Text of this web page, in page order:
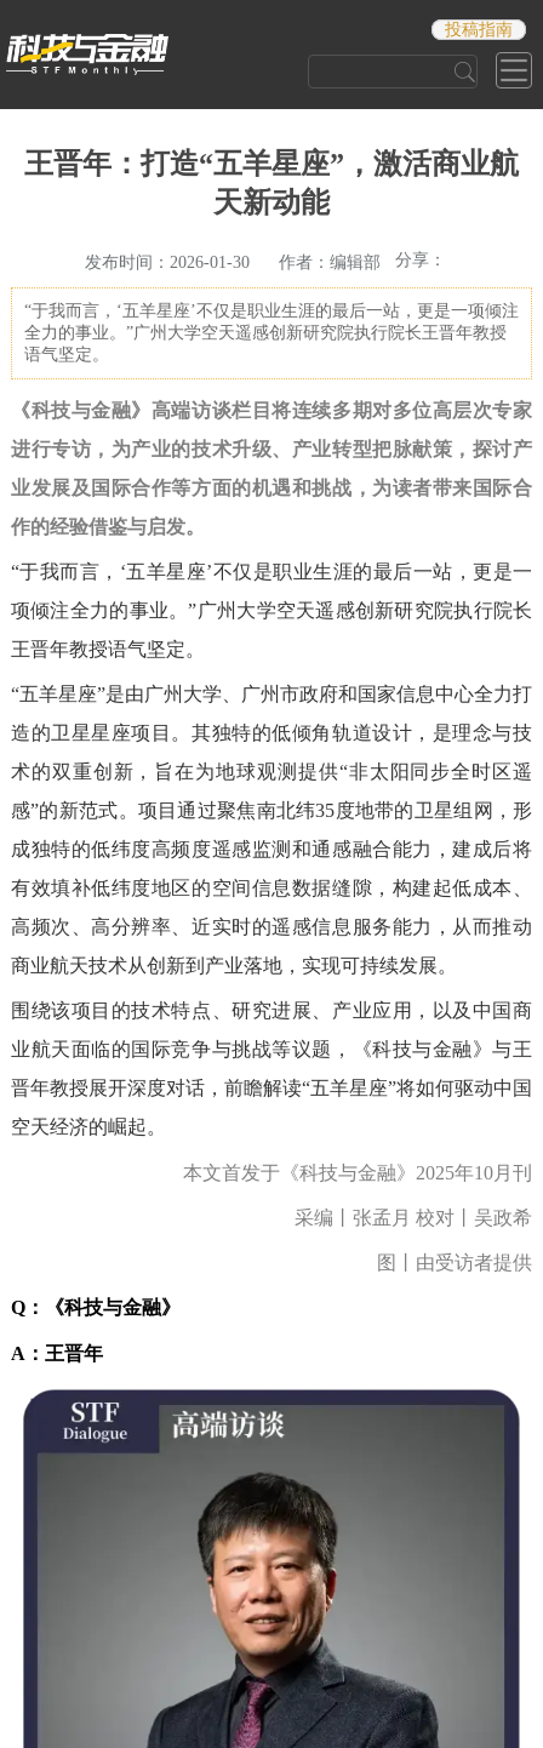
投稿指南
王晋年：打造“五羊星座”，激活商业航
天新动能
发布时间：2026-01-30 作者：编辑部 分享：
“于我而言，‘五羊星座’不仅是职业生涯的最后一站，更是一项倾注
全力的事业。”广州大学空天遥感创新研究院执行院长王晋年教授
语气坚定。
《科技与金融》高端访谈栏目将连续多期对多位高层次专家
进行专访，为产业的技术升级、产业转型把脉献策，探讨产
业发展及国际合作等方面的机遇和挑战，为读者带来国际合
作的经验借鉴与启发。
“于我而言，‘五羊星座’不仅是职业生涯的最后一站，更是一
项倾注全力的事业。”广州大学空天遥感创新研究院执行院长
王晋年教授语气坚定。
“五羊星座”是由广州大学、广州市政府和国家信息中心全力打
造的卫星星座项目。其独特的低倾角轨道设计，是理念与技
术的双重创新，旨在为地球观测提供“非太阳同步全时区遥
感”的新范式。项目通过聚焦南北纬35度地带的卫星组网，形
成独特的低纬度高频度遥感监测和通感融合能力，建成后将
有效填补低纬度地区的空间信息数据缝隙，构建起低成本、
高频次、高分辨率、近实时的遥感信息服务能力，从而推动
商业航天技术从创新到产业落地，实现可持续发展。
围绕该项目的技术特点、研究进展、产业应用，以及中国商
业航天面临的国际竞争与挑战等议题，《科技与金融》与王
晋年教授展开深度对话，前瞻解读“五羊星座”将如何驱动中国
空天经济的崛起。
本文首发于《科技与金融》2025年10月刊
采编丨张孟月 校对丨吴政希
图丨由受访者提供
Q： 《科技与金融》
A： 王晋年